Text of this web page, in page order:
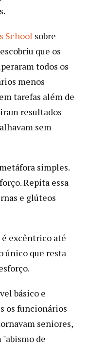
School sobre
que os
todos os
menos
tarefas além de
resultados
sem
simples.
Repita essa
e glúteos
é excêntrico até
único que resta
básico e
os funcionários
seniores,
de